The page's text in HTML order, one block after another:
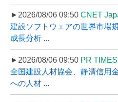
►2026/08/06 09:50 CNET
建設ソフトウェアの世界市場
成長分析 ...
►2026/08/06 09:50 PR TIMES
全国建設人材協会、静清信用
への人材 ...